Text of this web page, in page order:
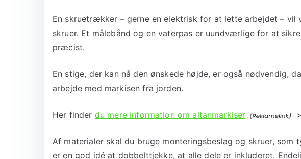
En skruetrækker – gerne en elektrisk for at lette arbejdet –
skruer. Et målebånd og en vaterpas er uundværlige for at
præcist.
En stige, der kan nå den ønskede højde, er også nødvendig,
arbejde med markisen fra jorden.
Her finder du mere information om altanmarkiser
Af materialer skal du bruge monteringsbeslag og skruer, som
er en god idé at dobbelttjekke, at alle dele er inkluderet.